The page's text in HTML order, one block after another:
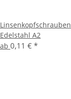
Edelstahl A2
ab 0,11 € *